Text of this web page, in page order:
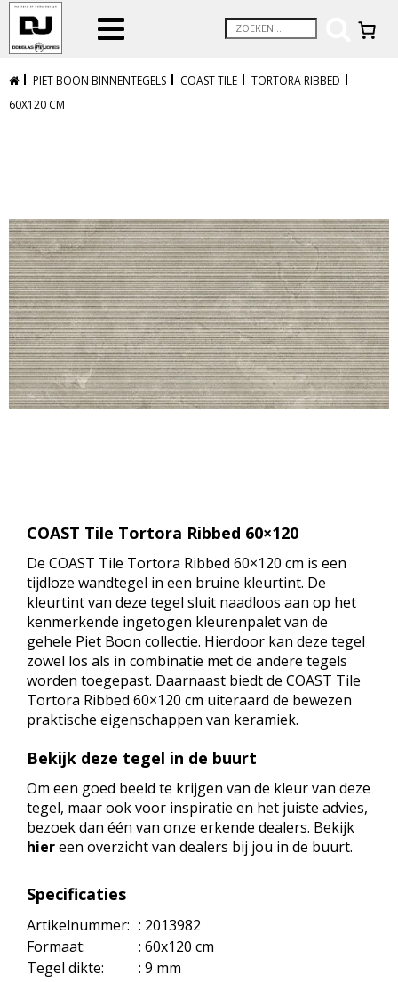
PIET BOON BINNENTEGELS COAST TILE
TORTORA RIBBED
60X120 CM
COAST Tile Tortora Ribbed 60×120
De COAST Tile Tortora Ribbed 60×120 cm is een
tijdloze wandtegel in een bruine kleurtint. De
kleurtint van deze tegel sluit naadloos aan op het
kenmerkende ingetogen kleurenpalet van de
gehele Piet Boon collectie. Hierdoor kan deze tegel
zowel los als in combinatie met de andere tegels
worden toegepast. Daarnaast biedt de COAST Tile
Tortora Ribbed 60×120 cm uiteraard de bewezen
praktische eigenschappen van keramiek.
Bekijk deze tegel in de buurt
Om een goed beeld te krijgen van de kleur van deze
tegel, maar ook voor inspiratie en het juiste advies,
bezoek dan één van onze erkende dealers. Bekijk
hiereen overzicht van dealers bij jou in de buurt.
Specificaties
Artikelnummer: : 2013982
Formaat:
: 60x120 cm
Tegel dikte:
: 9 mm